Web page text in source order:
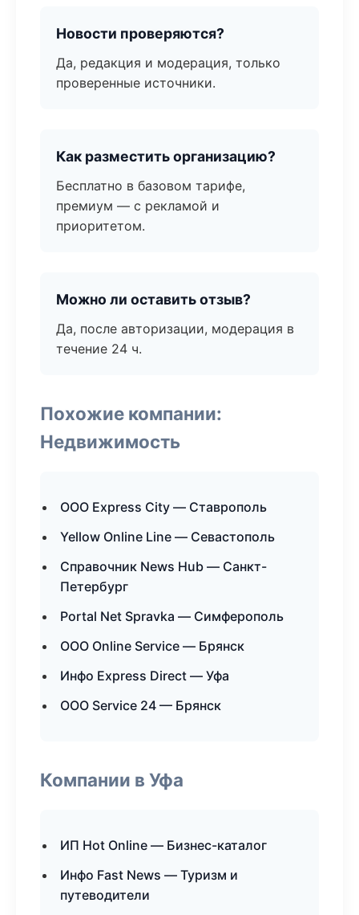
Новости проверяются?
Да, редакция и модерация, только
проверенные источники.
Как разместить организацию?
Бесплатно в базовом тарифе,
премиум — с рекламой и
приоритетом.
Можно ли оставить отзыв?
Да, после авторизации, модерация в
течение 24 ч.
Похожие компании:
Недвижимость
ООО Express City — Ставрополь
Yellow Online Line — Севастополь
Справочник News Hub — Санкт-
Петербург
Portal Net Spravka — Симферополь
ООО Online Service — Брянск
Инфо Express Direct — Уфа
ООО Service 24 — Брянск
Компании в Уфа
ИП Hot Online — Бизнес-каталог
Инфо Fast News — Туризм и
путеводители